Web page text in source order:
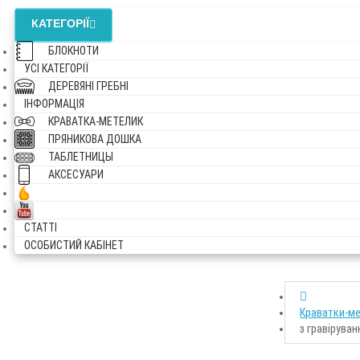
КАТЕГОРІЇ
БЛОКНОТИ
УСI КАТЕГОРІЇ
ДЕРЕВЯНІ ГРЕБНІ
ІНФОРМАЦІЯ
КРАВАТКА-МЕТЕЛИК
ПРЯНИКОВА ДОШКА
ТАБЛЕТНИЦЫ
АКСЕСУАРИ
СТАТТІ
ОСОБИСТИЙ КАБІНЕТ
Краватки-
з